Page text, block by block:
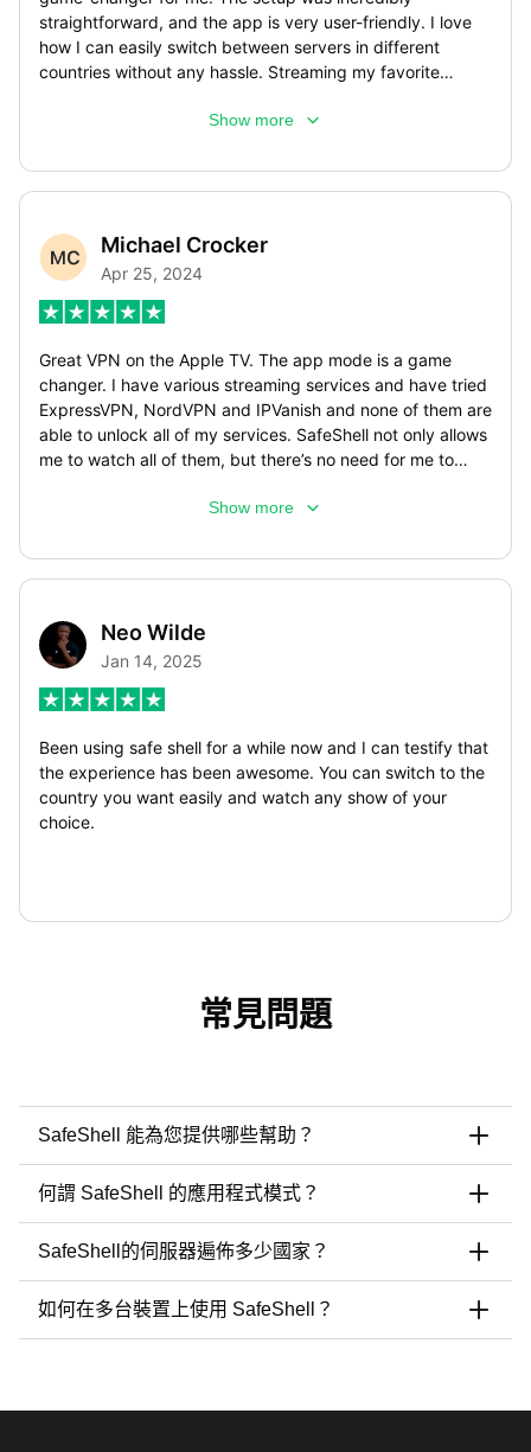
straightforward, and the app is very user-friendly. I love
how I can easily switch between servers in different
countries without any hassle. Streaming my favorite
Show more
Michael Crocker
Apr 25, 2024
Great VPN on the Apple TV. The app mode is a game
changer. I have various streaming services and have tried
ExpressVPN, NordVPN and IPVanish and none of them are
able to unlock all of my services. SafeShell not only allows
me to watch all of them, but there’s no need for me to
mode feature. Even 4K streaming in Germany from the
active and any issues are resolved very quickly. Great
VPN. I can highly recommend it.
Show more
Neo Wilde
Jan 14, 2025
Been using safe shell for a while now and I can testify that
the experience has been awesome. You can switch to the
country you want easily and watch any show of your
choice.
常見問題
SafeShell 能為您提供哪些幫助？
SafeShell 的伺服器遍佈全球數十個國家與地區，提供極速連
線速度。透過 AES-256 頂級加密技術，確保您的私人資料安
術，您可暢享高畫質影音與高保真音樂串流，無須擔心網路服
務供應商進行流量限制。
何謂 SafeShell 的應用程式模式？
SafeShell 的應用程式模式功能將 VPN 自訂體驗提升至全新境
界。您可為不同應用程式與網站設定專屬伺服器位置，實現多
舉例而言，在行動裝置上，您可將 Netflix 連線至英國伺服
器，同時將 Disney+ 連線至美國伺服器。
SafeShell的伺服器遍佈多少國家？
SafeShell的伺服器網絡橫跨40多個國家，每個國家或地區均
設有多台高速專用伺服器，擁有超過10,000+個伺服器節點！
如何在多台裝置上使用 SafeShell？